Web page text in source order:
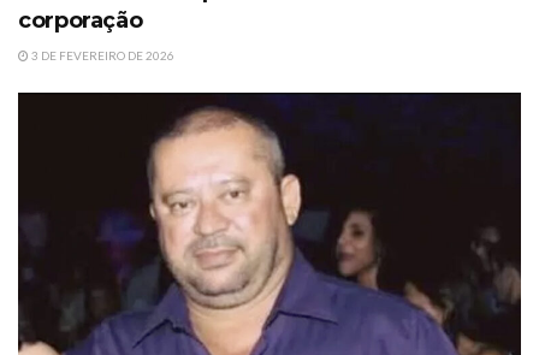
corporação
3 DE FEVEREIRO DE 2026